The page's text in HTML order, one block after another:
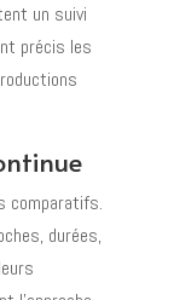
un suivi
précis les
comparatifs.
durées,